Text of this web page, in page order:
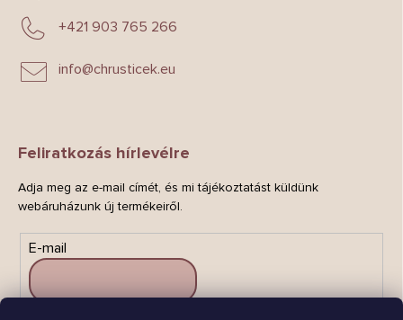
info@chrusticek.eu
+421 903 765 266
Feliratkozás hírlevélre
Adja meg az e-mail címét, és mi tájékoztatást küldünk
webáruházunk új termékeiről.
E-mail